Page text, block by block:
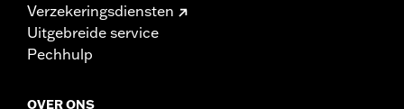
Verzekeringsdiensten
Uitgebreide service
Pechhulp
OVER ONS